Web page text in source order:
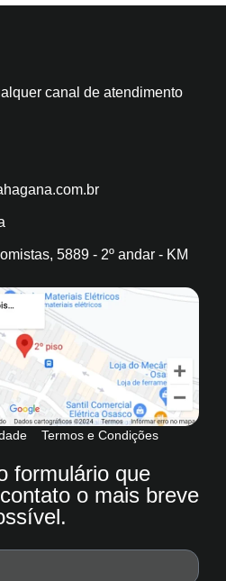
canal de atendimento
5889 - 2º andar - KM
Termos e Condições
formulário que
o mais breve